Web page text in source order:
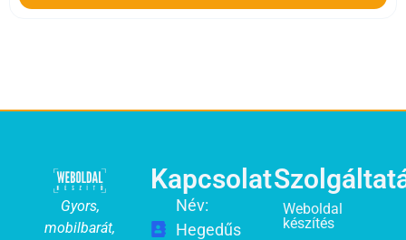
Gyors,
mobilbarát,
Kapcsolat
Név:
Hegedűs
Weboldal
készítés